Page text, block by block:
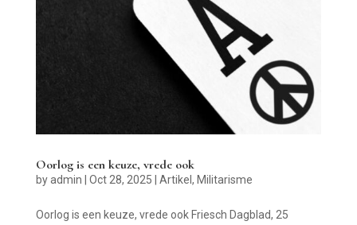
Oorlog is een keuze, vrede ook
byadmin Oct 28, 2025 Artikel , Militarisme
Oorlog is een keuze, vrede ook Friesch Dagblad, 25